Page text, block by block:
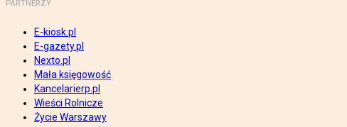
PARTNERZY
E-kiosk.pl
E-gazety.pl
Nexto.pl
Mała księgowość
Kancelarierp.pl
Wieści Rolnicze
Życie Warszawy